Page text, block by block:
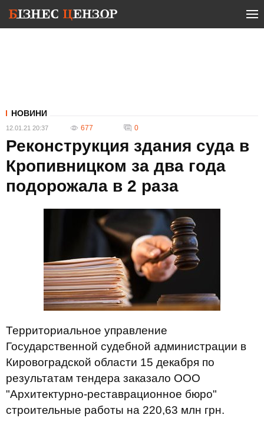
НОВИНИ
12.01.21 20:37 677 0
Реконструкция здания суда в
Кропивницком за два года
подорожала в 2 раза
Территориальное управление
Государственной судебной администрации в
Кировоградской области 15 декабря по
результатам тендера заказало ООО
"Архитектурно-реставрационное бюро"
строительные работы на 220,63 млн грн.